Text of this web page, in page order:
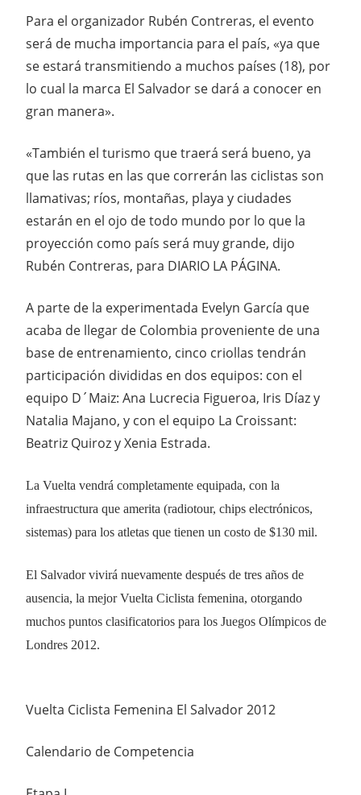
Para el organizador Rubén Contreras, el evento
será de mucha importancia para el país, «ya que
se estará transmitiendo a muchos países (18), por
lo cual la marca El Salvador se dará a conocer en
gran manera».
«También el turismo que traerá será bueno, ya
que las rutas en las que correrán las ciclistas son
llamativas; ríos, montañas, playa y ciudades
estarán en el ojo de todo mundo por lo que la
proyección como país será muy grande, dijo
Rubén Contreras, para DIARIO LA PÁGINA.
A parte de la experimentada Evelyn García que
acaba de llegar de Colombia proveniente de una
base de entrenamiento, cinco criollas tendrán
participación divididas en dos equipos: con el
equipo D´Maiz: Ana Lucrecia Figueroa, Iris Díaz y
Natalia Majano, y con el equipo La Croissant:
Beatriz Quiroz y Xenia Estrada.
La Vuelta vendrá completamente equipada, con la
infraestructura que amerita (radiotour, chips electrónicos,
sistemas) para los atletas que tienen un costo de $130 mil.
El Salvador vivirá nuevamente después de tres años de
ausencia, la mejor Vuelta Ciclista femenina, otorgando
muchos puntos clasificatorios para los Juegos Olímpicos de
Londres 2012.
Vuelta Ciclista Femenina El Salvador 2012
Calendario de Competencia